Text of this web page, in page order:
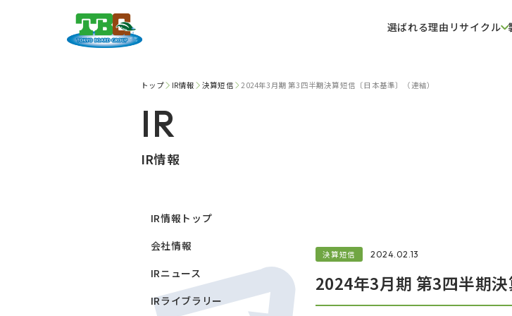
選ばれる理由 リサイクル
トップ IR情報 決算短信 2024年3月期 第3四半期決算短信〔日本基準〕（連結）
IR
IR情報
IR情報トップ
会社情報
IRニュース
IRライブラリー
決算短信 2024.02.13
2024年3月期 第3四半期決